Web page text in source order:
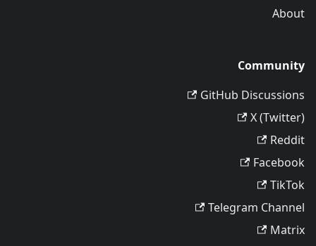
About
Community
GitHub Discussions
X (Twitter)
Reddit
Facebook
TikTok
Telegram Channel
Matrix